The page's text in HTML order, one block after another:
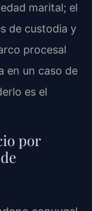
marital; el
de custodia y
procesal
en un caso de
es el
por